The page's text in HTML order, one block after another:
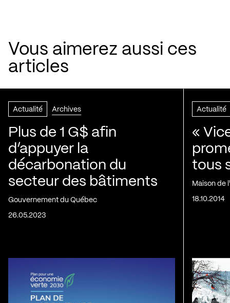
Vous aimerez aussi ces
articles
Actualité Archives
Plus de 1 G$ afin
d’appuyer la
décarbonation du
secteur des bâtiments
Gouvernement du Québec
26.05.2023
Actualité
«
tous
Maison de
18.10.2014